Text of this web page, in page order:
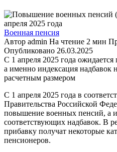
Военная пенсия
Автор admin На чтение 2 мин
Опубликовано 26.03.2025
С 1 апреля 2025 года
а именно индексация надбавок
расчетным размером
С 1 апреля 2025 года в
Правительства Российской
повышение военных пенсий, а
соответствующих надбавок. В
прибавку получат некоторые
пенсионеров.